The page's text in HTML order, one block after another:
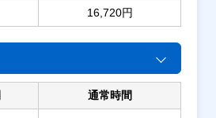
16,720円
通常時間